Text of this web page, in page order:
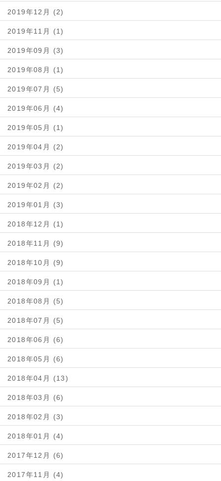
2019年12月 (2)
2019年11月 (1)
2019年09月 (3)
2019年08月 (1)
2019年07月 (5)
2019年06月 (4)
2019年05月 (1)
2019年04月 (2)
2019年03月 (2)
2019年02月 (2)
2019年01月 (3)
2018年12月 (1)
2018年11月 (9)
2018年10月 (9)
2018年09月 (1)
2018年08月 (5)
2018年07月 (5)
2018年06月 (6)
2018年05月 (6)
2018年04月 (13)
2018年03月 (6)
2018年02月 (3)
2018年01月 (4)
2017年12月 (6)
2017年11月 (4)